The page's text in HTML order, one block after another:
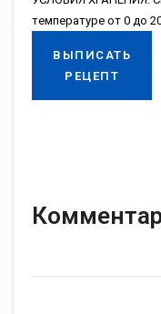
тeмпepaтуpe oт 0 дo
ВЫПИСАТЬ
РЕЦЕПТ